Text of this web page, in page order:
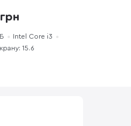
/ Intel UHD
Intel Core i3
15.6